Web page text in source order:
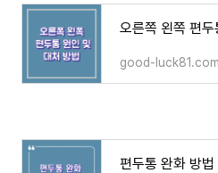
good-luck81.com
편두통 완화 방